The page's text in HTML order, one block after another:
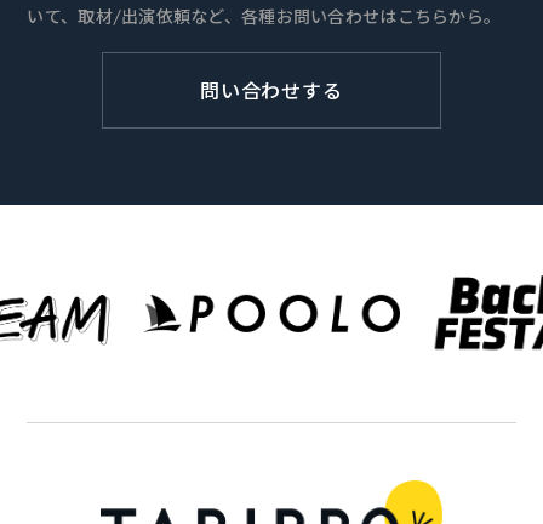
いて、取材/出演依頼など、各種お問い合わせはこちらから。
問い合わせする